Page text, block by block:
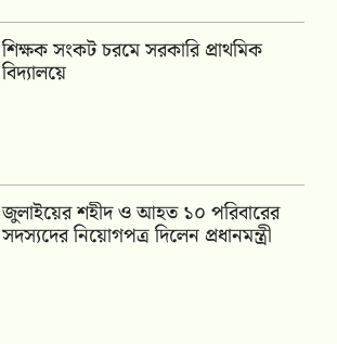
শিক্ষক সংকট চরমে সরকারি প্রাথমিক
বিদ্যালয়ে
জুলাইয়ের শহীদ ও আহত ১০ পরিবারের
সদস্যদের নিয়োগপত্র দিলেন প্রধানমন্ত্রী